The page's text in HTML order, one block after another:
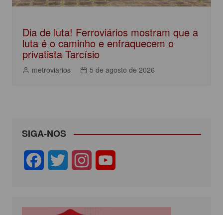
Dia de luta! Ferroviários mostram que a
luta é o caminho e enfraquecem o
privatista Tarcísio
metroviarios 5 de agosto de 2026
SIGA-NOS